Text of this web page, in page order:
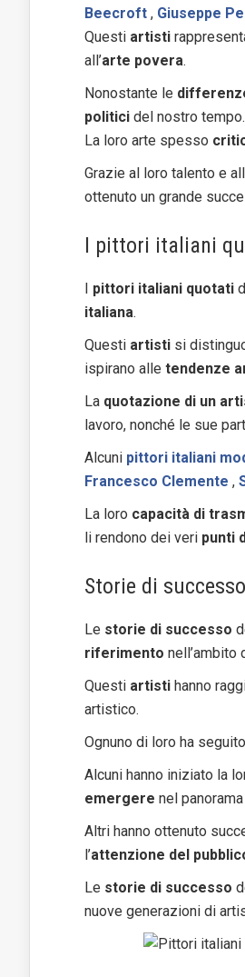
Beecroft , Giuseppe
Questi artisti
all’arte povera.
Nonostante le
politici del nostro tempo.
La loro arte spesso
Grazie al loro talento e
ottenuto un grande
I pittori italiani
pittori italiani quotati
italiana.
Questi artisti si
ispirano alle tendenze
La quotazione di un
lavoro, nonché le sue
Alcuni pittori italiani
Francesco Clemente ,
La loro capacità di
li rendono dei veri punti
Storie di
Le storie di successo
riferimento nell’ambito
Questi artisti hanno
artistico.
Ognuno di loro ha
Alcuni hanno iniziato la
emergere nel
Altri hanno ottenuto
l’attenzione del
Le storie di successo
nuove generazioni di